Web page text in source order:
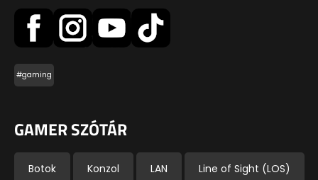
#gaming
GAMER SZÓTÁR
Botok Konzol LAN Line of Sight (LOS)